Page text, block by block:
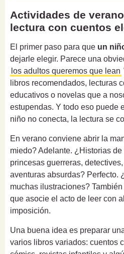
Actividades de
lectura con cuentos
El primer paso para que un
dejarle elegir. Parece una
los adultos queremos que lean
libros recomendados, lecturas
educativos o novelas que a
estupendas. Y todo eso puede
niño no conecta, la lectura se
En verano conviene abrir la
miedo? Adelante. ¿Historias
princesas guerreras,
aventuras absurdas? Perfecto.
muchas ilustraciones?
que asocie el acto de leer con
imposición.
Una buena idea es preparar
varios libros variados: cuentos